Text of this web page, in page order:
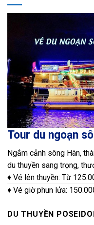
Tour du ngoạn
Ngắm cảnh sông Hàn,
du thuyền sang trọng,
♦ Vé lên thuyền: Từ
♦ Vé giờ phun lửa:
DU THUYỀN